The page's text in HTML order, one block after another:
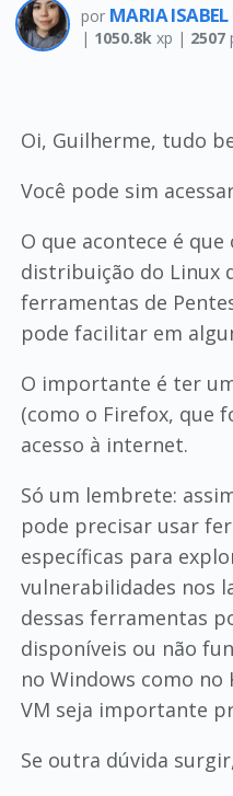
por MARIA ISABEL
| 1050.8k xp | 2507
Oi, Guilherme, tudo
Você pode sim
O que acontece é que
distribuição do Linux
ferramentas de
pode facilitar em
O importante é ter
(como o Firefox, que
acesso à internet.
Só um lembrete:
pode precisar usar
específicas para
vulnerabilidades nos
dessas ferramentas
disponíveis ou não
no Windows como no
VM seja importante
Se outra dúvida